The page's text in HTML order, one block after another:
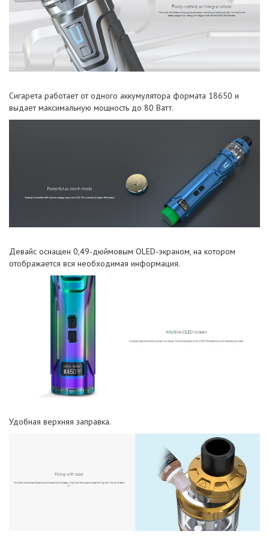
Сигарета работает от одного аккумулятора формата 18650 и
выдает максимальную мощность до 80 Ватт.
Девайс оснащен 0,49-дюймовым OLED-экраном, на котором
отображается вся необходимая информация.
Удобная верхняя заправка.